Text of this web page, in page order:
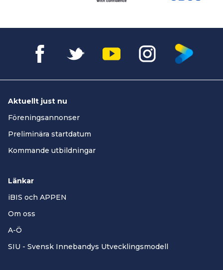
Aktuellt just nu
Föreningsannonser
Preliminära startdatum
Kommande utbildningar
Länkar
iBIS och APPEN
Om oss
A-Ö
SIU - Svensk Innebandys Utvecklingsmodell